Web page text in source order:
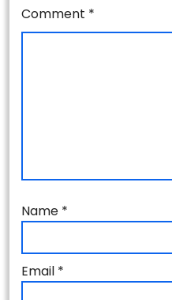
Comment *
Name *
Email *